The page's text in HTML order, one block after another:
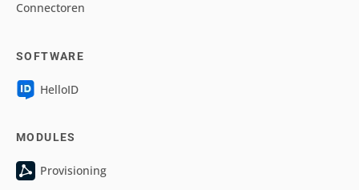
Connectoren
SOFTWARE
HelloID
MODULES
Provisioning